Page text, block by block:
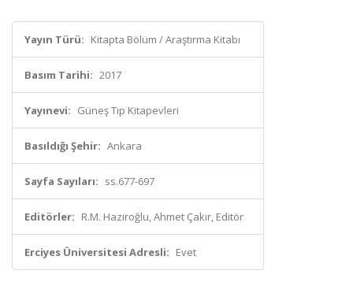
Yayın Türü: Kitapta Bölüm / Araştırma Kitabı
Basım Tarihi: 2017
Yayınevi: Güneş Tıp Kitapevleri
Basıldığı Şehir: Ankara
Sayfa Sayıları: ss.677-697
Editörler: R.M. Hazıroğlu, Ahmet Çakır, Editör
Erciyes Üniversitesi Adresli: Evet